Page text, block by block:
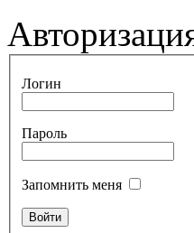
Логин
Пароль
Запомнить меня